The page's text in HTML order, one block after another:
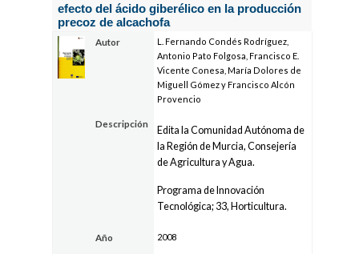
efecto del ácido giberélico en la producción
precoz de alcachofa
Autor
L. Fernando Condés Rodríguez,
Antonio Pato Folgosa, Francisco E.
Vicente Conesa, María Dolores de
Miguell Gómez y Francisco Alcón
Provencio
Descripción
Edita la Comunidad Autónoma de
la Región de Murcia, Consejería
de Agricultura y Agua.
Programa de Innovación
Tecnológica; 33, Horticultura.
Año 2008